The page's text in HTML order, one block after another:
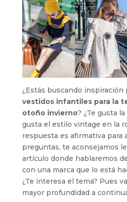
¿Estás buscando inspiración
vestidos infantiles para la
otoño invierno? ¿Te gusta
gusta el estilo vintage en la
respuesta es afirmativa para
preguntas, te aconsejamos
artículo donde hablaremos
con una marca que lo está
¿Te interesa el tema? Pues
mayor profundidad a